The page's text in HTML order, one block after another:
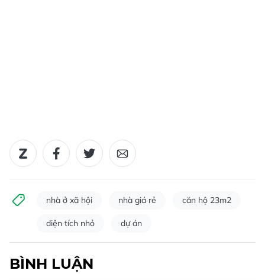
nhà ở xã hội nhà giá rẻ căn hộ 23m2
diện tích nhỏ dự án
BÌNH LUẬN